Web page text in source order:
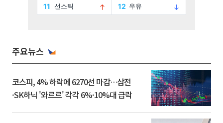
주요뉴스
코스피, 4% 하락에 6270선 마감…삼전
·SK하닉 '와르르' 각각 6%·10%대 급락